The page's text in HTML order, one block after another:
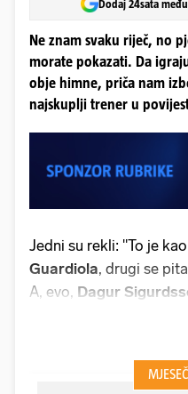
Dodaj 24sata
Ne znam svaku riječ, no
morate pokazati. Da
obje himne, priča nam
najskuplji trener u
Jedni su rekli: "To je
Guardiola, drugi se
A, evo, Dagur
rukometnom svijetu
. Od